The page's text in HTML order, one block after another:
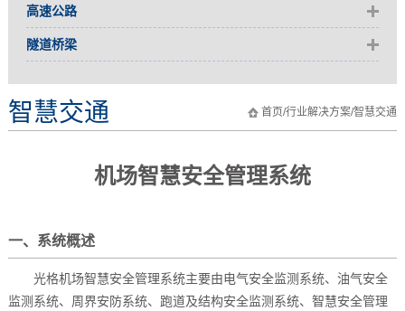
高速公路
隧道桥梁
首页/行业解决方案/智慧交通
智慧交通
机场智慧安全管理系统
一、系统概述
光格机场智慧安全管理系统主要由电气安全监测系统、油气安全
监测系统、周界安防系统、跑道及结构安全监测系统、智慧安全管理